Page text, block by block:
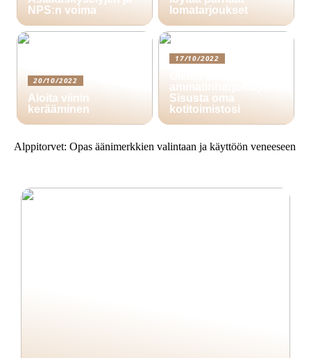
NPS:n voima
lomatarjoukset
20/10/2022
Aloita viinin
kerääminen
17/10/2022
ammatinharjoittaja?
Sisusta oma
kotitoimistosi
Alppitorvet: Opas äänimerkkien valintaan ja käyttöön veneeseen